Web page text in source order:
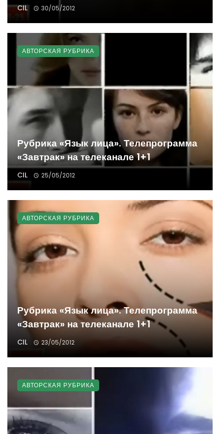
CIL 30/05/2012
Рубрика «Язык лица». Телепрограмма
«Завтрак» на телеканале 1+1
CIL 25/05/2012
АВТОРСКАЯ РУБРИКА
Рубрика «Язык лица». Телепрограмма
«Завтрак» на телеканале 1+1
CIL 23/05/2012
АВТОРСКАЯ РУБРИКА
АВТОРСКАЯ РУБРИКА